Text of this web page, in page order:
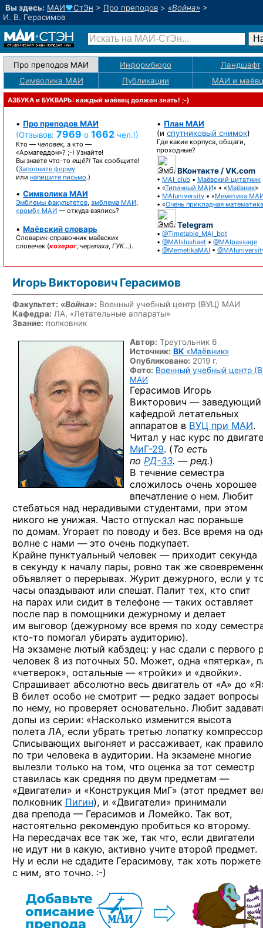
Вы здесь: МАИ♥СтЭн > Про преподов > «Война» >
И. В. Герасимов
Про преподов МАИ Информбюро
Ландшафт
Символика МАИ
Публикации МАИ и
АЗБУКА и БУКВАРЬ: каждый маёвец должен знать! ;-)
• Про преподов МАИ
(Отзывов: 7969 о 1662 чел.!)
Кто — человек, а кто —
«Армагеддон»? ;-) Узнайте!
Вы знаете что-то ещё?! Так сообщите!
(Заполните форму
или напишите письмо.)
• Символика МАИ
Эмблемы факультетов, эмблема МАИ,
«ромб» МАИ — откуда взялись?
• Маёвский словарь
Словарик-справочник маёвских
словечек (козерог, черепаха, ГУК…).
• План МАИ
(и спутниковый снимок)
Где какие корпуса, общаги,
проходные?
ВКонтакте / VK.com
• MAI_club • Маёвский цитатник
• «Типичный МАИ» • «Маёвник»
• MAIuniversity • «Меметика
• «Очень прикладная математика
Telegram
• @Timetable_MAI_bot
• @MAIslushaet • @MAIpassage
• @MemetikaMAI •
Игорь Викторович Герасимов
Факультет: «Война»: Военный учебный центр (ВУЦ) МАИ
Кафедра: ЛА, «Летательные аппараты»
Звание: полковник
Автор: Треугольник 6
Источник: ВК «Маёвник»
Опубликовано: 2019 г.
Фото: Военный учебный центр
МАИ
Герасимов Игорь
Викторович — заведующий
кафедрой летательных
аппаратов в ВУЦ при МАИ.
Читал у нас курс по
МиГ-29. (То есть
по РД-33. — ред.)
В течение семестра
сложилось очень хорошее
впечатление о нем. Любит
стебаться над нерадивыми студентами, при этом
никого не унижая. Часто отпускал нас пораньше
по домам. Угорает по поводу и без. Все время на
волне с нами — это очень подкупает.
Крайне пунктуальный человек — приходит секунда
в секунду к началу пары, ровно так же
объявляет о перерывах. Журит дежурного, если у
часы опаздывают или спешат. Палит тех, кто спит
на парах или сидит в телефоне — таких оставляет
после пар в помощники дежурному и делает
им выговор (дежурному все время по ходу
кто-то помогал убирать аудиторию).
На экзамене лютый кабздец: у нас сдали с первого
человек 8 из поточных 50. Может, одна «пятерка»,
«четверок», остальные — «тройки» и «двойки».
Спрашивает абсолютно весь двигатель от «А» до
В билет особо не смотрит — редко задает вопросы
по нему, но проверяет основательно. Любит
допы из серии: «Насколько изменится высота
полета ЛА, если убрать третью лопатку
Списывающих выгоняет и рассаживает, как
по три человека в аудитории. На экзамене многие
вылезли только на том, что оценка за тот семестр
ставилась как средняя по двум предметам —
«Двигатели» и «Конструкция МиГ» (этот предмет
полковник Пигин), и «Двигатели» принимали
два препода — Герасимов и Ломейко. Так вот,
настоятельно рекомендую пробиться ко второму.
На пересдачах все так же, так что, если двигатели
не идут ни в какую, активно учите второй предмет.
Ну и если не сдадите Герасимову, так хоть поржете
с ним, это точно. :-)